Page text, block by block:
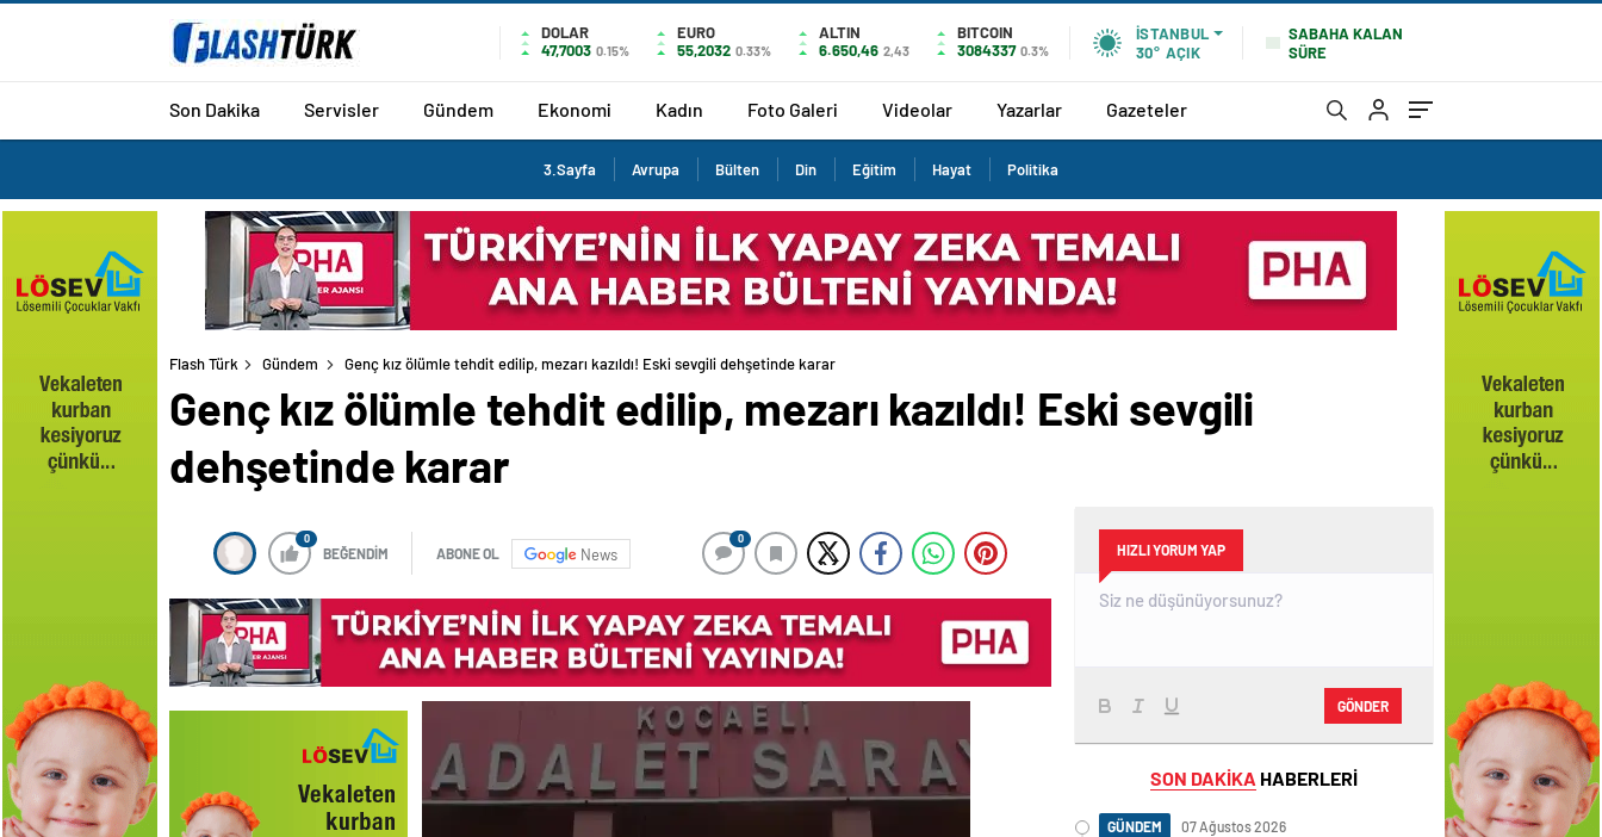
DOLAR
47,7003 0.15%
EURO
55,2032 0.33%
ALTIN
6.650,46 2,43
BITCOIN
3084337 0.3%
İSTANBUL
30° AÇIK
SABAHA KALAN
SÜRE
Son Dakika Servisler Gündem Ekonomi Kadın Foto Galeri Videolar Yazarlar Gazeteler
3.Sayfa Avrupa Bülten Din Eğitim Hayat Politika
Flash Türk Gündem Genç kız ölümle tehdit edilip, mezarı kazıldı! Eski sevgili dehşetinde karar
Genç kız ölümle tehdit edilip, mezarı kazıldı! Eski sevgili
dehşetinde karar
0
BEĞENDİM ABONE OL News
0
HIZLI YORUM YAP
GÖNDER
SON DAKİKA HABERLERİ
GÜNDEM 07 Ağustos 2026